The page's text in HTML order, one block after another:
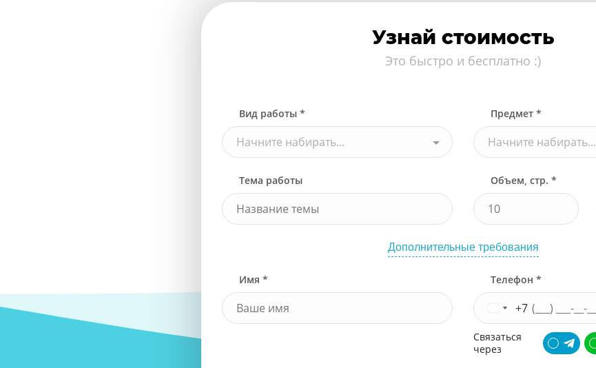
Узнай стоимость
Это быстро и бесплатно :)
Вид работы *
Начните набирать...
Предмет *
Начните набирать...
Тема работы Объем, стр. *
Дополнительные требования
Имя * Телефон *
+7
Связаться
через